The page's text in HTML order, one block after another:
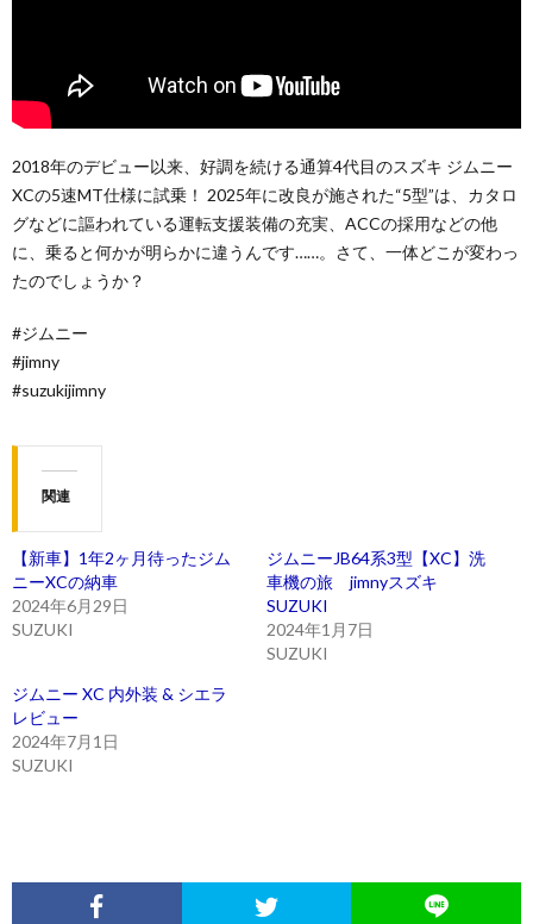
2018年のデビュー以来、好調を続ける通算4代目のスズキ ジムニー
XCの5速MT仕様に試乗！ 2025年に改良が施された“5型”は、カタロ
グなどに謳われている運転支援装備の充実、ACCの採用などの他
に、乗ると何かが明らかに違うんです……。さて、一体どこが変わっ
たのでしょうか？
#ジムニー
#jimny
#suzukijimny
関連
【新車】1年2ヶ月待ったジム
ニーXCの納車
2024年6月29日
SUZUKI
ジムニーJB64系3型【XC】洗
車機の旅 jimnyスズキ
SUZUKI
2024年1月7日
SUZUKI
ジムニー XC 内外装 & シエラ
レビュー
2024年7月1日
SUZUKI